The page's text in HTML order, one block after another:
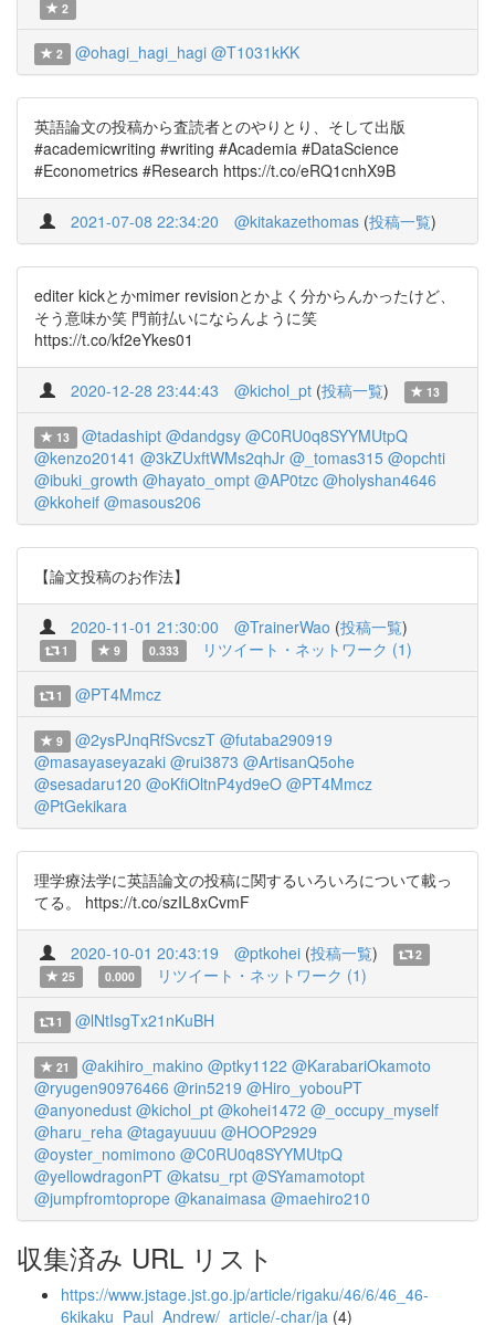
2
2 @ohagi_hagi_hagi @T1031kKK
英語論文の投稿から査読者とのやりとり、そして出版
#academicwriting #writing #Academia #DataScience
#Econometrics #Research https://t.co/eRQ1cnhX9B
2021-07-08 22:34:20 @kitakazethomas (投稿一覧)
editer kickとかmimer revisionとかよく分からんかったけど、
そう意味か笑 門前払いにならんように笑
https://t.co/kf2eYkes01
2020-12-28 23:44:43 @kichol_pt (投稿一覧) 13
13 @tadashipt @dandgsy @C0RU0q8SYYMUtpQ
@kenzo20141 @3kZUxftWMs2qhJr @_tomas315 @opchti
@ibuki_growth @hayato_ompt @AP0tzc @holyshan4646
@kkoheif @masous206
【論文投稿のお作法】
2020-11-01 21:30:00 @TrainerWao (投稿一覧)
1 9 0.333 リツイート・ネットワーク (1)
1 @PT4Mmcz
9 @2ysPJnqRfSvcszT @futaba290919
@masayaseyazaki @rui3873 @ArtisanQ5ohe
@sesadaru120 @oKfiOltnP4yd9eO @PT4Mmcz
@PtGekikara
理学療法学に英語論文の投稿に関するいろいろについて載っ
てる。 https://t.co/szIL8xCvmF
2020-10-01 20:43:19 @ptkohei (投稿一覧)
2
25
0.000 リツイート・ネットワーク (1)
1 @lNtIsgTx21nKuBH
21 @akihiro_makino @ptky1122 @KarabariOkamoto
@ryugen90976466 @rin5219 @Hiro_yobouPT
@anyonedust @kichol_pt @kohei1472 @_occupy_myself
@haru_reha @tagayuuuu @HOOP2929
@oyster_nomimono @C0RU0q8SYYMUtpQ
@yellowdragonPT @katsu_rpt @SYamamotopt
@jumpfromtoprope @kanaimasa @maehiro210
収集済み URL リスト
https://www.jstage.jst.go.jp/article/rigaku/46/6/46_46-
6kikaku_Paul_Andrew/_article/-char/ja (4)